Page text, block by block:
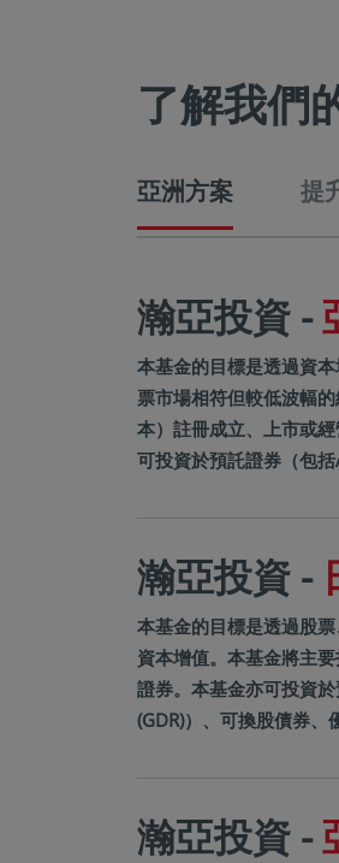
了解我們
亞洲方案 提
瀚亞投資 -
本基金的目標是透過資
票市場相符但較低波幅
本）註冊成立、上市或
可投資於預託證券（包
瀚亞投資 -
本基金的目標是透過股
資本增值。本基金將主
證券。本基金亦可投資
(GDR)）、可換股債券、
瀚亞投資 -